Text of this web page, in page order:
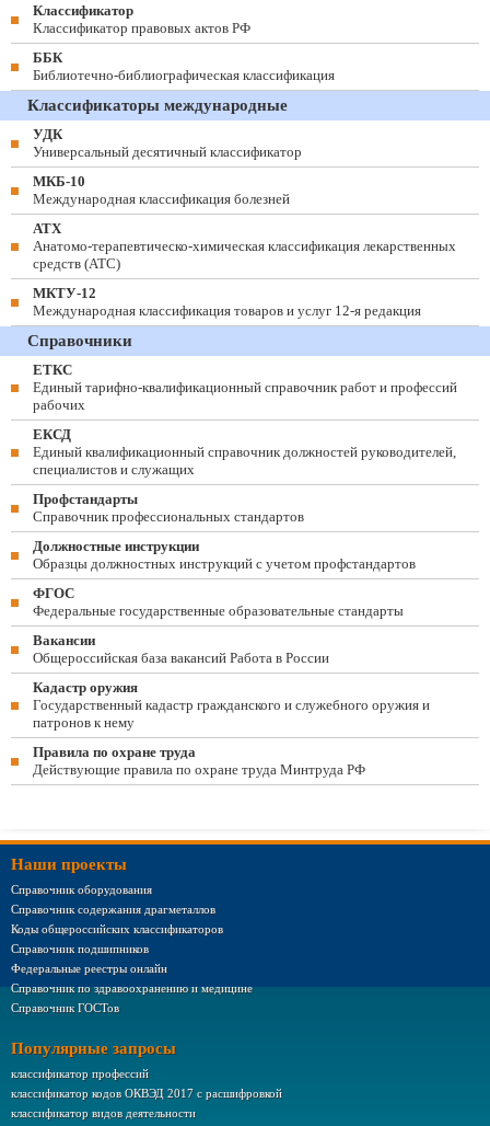
Классификатор
Классификатор правовых актов РФ
ББК
Библиотечно-библиографическая классификация
Классификаторы международные
УДК
Универсальный десятичный классификатор
МКБ-10
Международная классификация болезней
АТХ
Анатомо-терапевтическо-химическая классификация лекарственных
средств (ATC)
МКТУ-12
Международная классификация товаров и услуг 12-я редакция
Справочники
ЕТКС
Единый тарифно-квалификационный справочник работ и профессий
рабочих
ЕКСД
Единый квалификационный справочник должностей руководителей,
специалистов и служащих
Профстандарты
Справочник профессиональных стандартов
Должностные инструкции
Образцы должностных инструкций с учетом профстандартов
ФГОС
Федеральные государственные образовательные стандарты
Вакансии
Общероссийская база вакансий Работа в России
Кадастр оружия
Государственный кадастр гражданского и служебного оружия и
патронов к нему
Правила по охране труда
Действующие правила по охране труда Минтруда РФ
Наши проекты
Справочник оборудования
Справочник содержания драгметаллов
Коды общероссийских классификаторов
Справочник подшипников
Федеральные реестры онлайн
Справочник по здравоохранению и медицине
Справочник ГОСТов
Популярные запросы
классификатор профессий
классификатор кодов ОКВЭД 2017 с расшифровкой
классификатор видов деятельности